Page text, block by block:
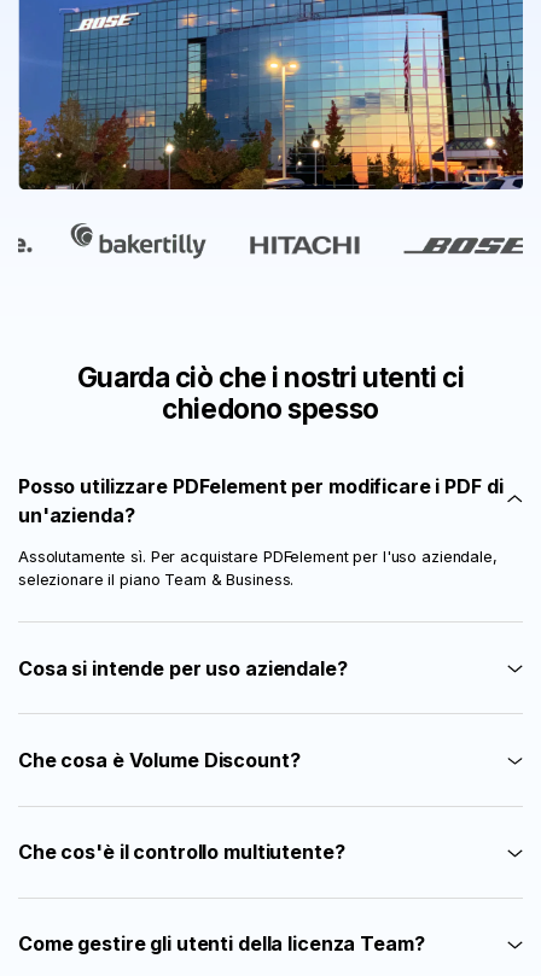
Guarda ciò che i nostri utenti ci
chiedono spesso
Posso utilizzare PDFelement per modificare i PDF di
un'azienda?
Assolutamente sì. Per acquistare PDFelement per l'uso aziendale,
selezionare il piano Team & Business.
Cosa si intende per uso aziendale?
Che cosa è Volume Discount?
Che cos'è il controllo multiutente?
Come gestire gli utenti della licenza Team?